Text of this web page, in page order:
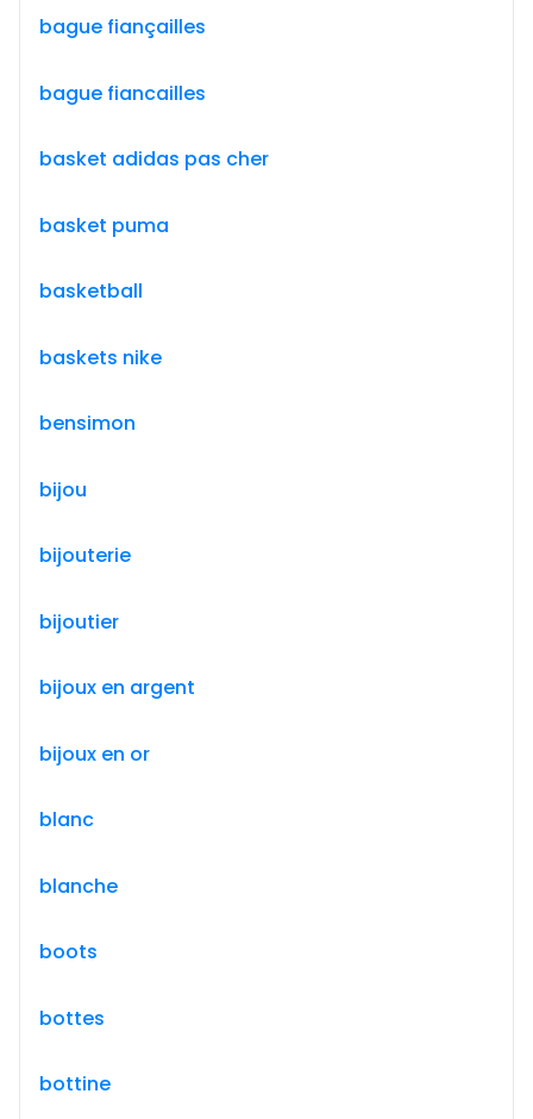
bague fiançailles
bague fiancailles
basket adidas pas cher
basket puma
basketball
baskets nike
bensimon
bijou
bijouterie
bijoutier
bijoux en argent
bijoux en or
blanc
blanche
boots
bottes
bottine